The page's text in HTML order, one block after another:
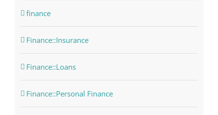
finance
Finance::Insurance
Finance::Loans
Finance::Personal Finance